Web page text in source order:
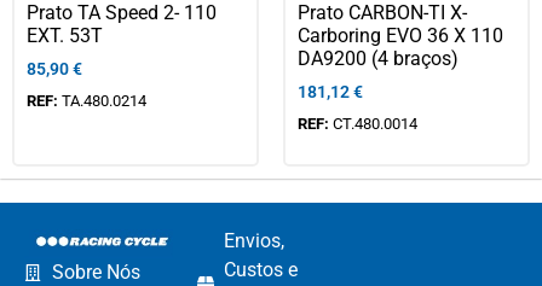
Prato TA Speed 2- 110
EXT. 53T
85,90€
REF: TA.480.0214
Prato CARBON-TI X-
Carboring EVO 36 X 110
DA9200 (4 braços)
181,12€
REF: CT.480.0014
Sobre Nós
Envios,
Custos e